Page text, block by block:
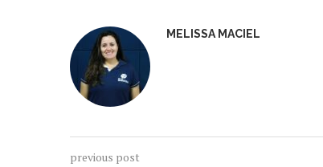
MELISSA MACIEL
previous post